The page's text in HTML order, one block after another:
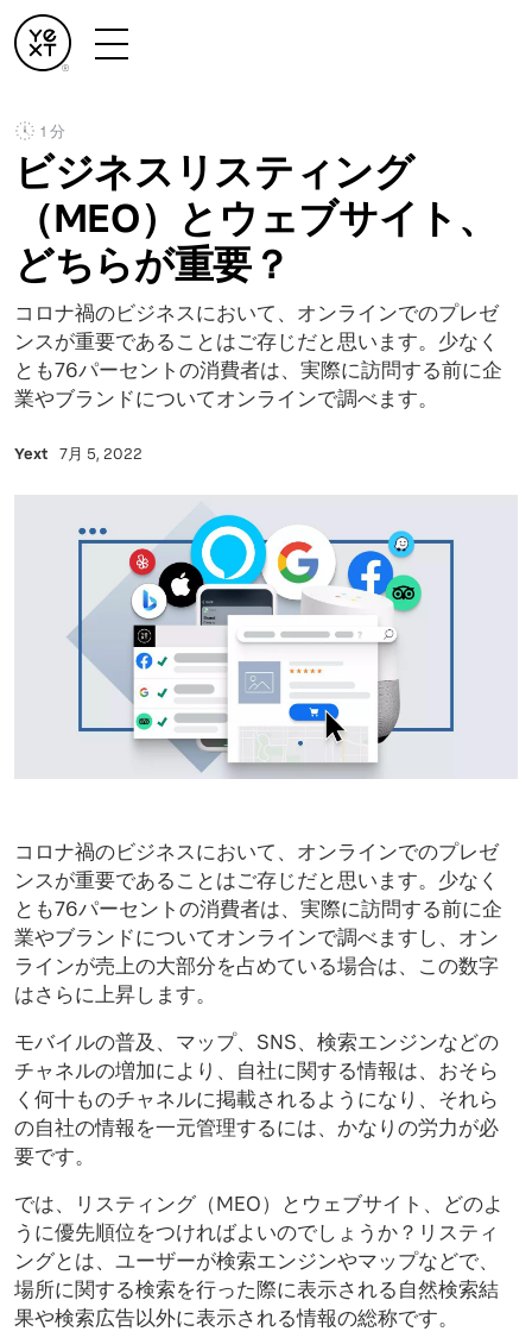
1 分
ビジネスリスティング
（MEO）とウェブサイト、
どちらが重要？
コロナ禍のビジネスにおいて、オンラインでのプレゼ
ンスが重要であることはご存じだと思います。少なく
とも76パーセントの消費者は、実際に訪問する前に企
業やブランドについてオンラインで調べます。
Yext 7月 5, 2022
コロナ禍のビジネスにおいて、オンラインでのプレゼ
ンスが重要であることはご存じだと思います。少なく
とも76パーセントの消費者は、実際に訪問する前に企
業やブランドについてオンラインで調べますし、オン
ラインが売上の大部分を占めている場合は、この数字
はさらに上昇します。
モバイルの普及、マップ、SNS、検索エンジンなどの
チャネルの増加により、自社に関する情報は、おそら
く何十ものチャネルに掲載されるようになり、それら
の自社の情報を一元管理するには、かなりの労力が必
要です。
では、リスティング（MEO）とウェブサイト、どのよ
うに優先順位をつければよいのでしょうか？リスティ
ングとは、ユーザーが検索エンジンやマップなどで、
場所に関する検索を行った際に表示される自然検索結
果や検索広告以外に表示される情報の総称です。